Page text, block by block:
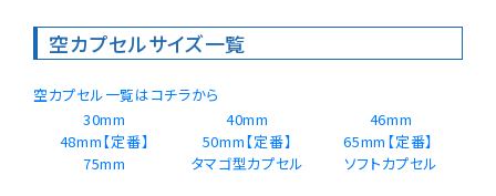
空カプセルサイズ一覧
空カプセル一覧はコチラから
30mm
40mm
46mm
48mm【定番】
50mm【定番】
65mm【定番】
75mm
タマゴ型カプセル